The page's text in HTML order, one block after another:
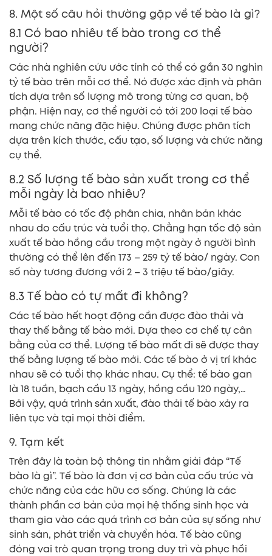
8. Một số câu hỏi thường gặp về tế bào là gì?
8.1 Có bao nhiêu tế bào trong cơ thể
người?
Các nhà nghiên cứu ước tính có thể có gần 30 nghìn
tỷ tế bào trên mỗi cơ thể. Nó được xác định và phân
tích dựa trên số lượng mô trong từng cơ quan, bộ
phận. Hiện nay, cơ thể người có tới 200 loại tế bào
mang chức năng đặc hiệu. Chúng được phân tích
dựa trên kích thước, cấu tạo, số lượng và chức năng
cụ thể.
8.2 Số lượng tế bào sản xuất trong cơ thể
mỗi ngày là bao nhiêu?
Mỗi tế bào có tốc độ phân chia, nhân bản khác
nhau do cấu trúc và tuổi thọ. Chẳng hạn tốc độ sản
xuất tế bào hồng cầu trong một ngày ở người bình
thường có thể lên đến 173 – 259 tỷ tế bào/ ngày. Con
số này tương đương với 2 – 3 triệu tế bào/giây.
8.3 Tế bào có tự mất đi không?
Các tế bào hết hoạt động cần được đào thải và
thay thế bằng tế bào mới. Dựa theo cơ chế tự cân
bằng của cơ thể. Lượng tế bào mất đi sẽ được thay
thế bằng lượng tế bào mới. Các tế bào ở vị trí khác
nhau sẽ có tuổi thọ khác nhau. Cụ thể: tế bào gan
là 18 tuần, bạch cầu 13 ngày, hồng cầu 120 ngày,…
Bởi vậy, quá trình sản xuất, đào thải tế bào xảy ra
liên tục và tại mọi thời điểm.
9. Tạm kết
Trên đây là toàn bộ thông tin nhằm giải đáp “Tế
bào là gì”. Tế bào là đơn vị cơ bản của cấu trúc và
chức năng của các hữu cơ sống. Chúng là các
thành phần cơ bản của mọi hệ thống sinh học và
tham gia vào các quá trình cơ bản của sự sống như
sinh sản, phát triển và chuyển hóa. Tế bào cũng
đóng vai trò quan trọng trong duy trì và phục hồi